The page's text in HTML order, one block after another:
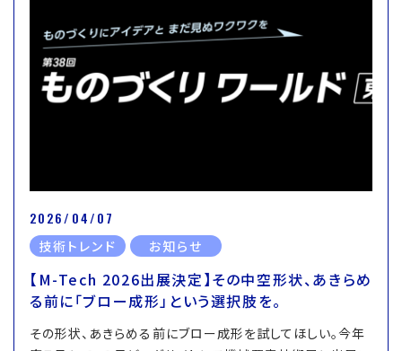
2026/04/07
技術トレンド お知らせ
【M-Tech 2026出展決定】その中空形状、あきらめ
る前に「ブロー成形」という選択肢を。
その形状、あきらめる前にブロー成形を試してほしい。今年